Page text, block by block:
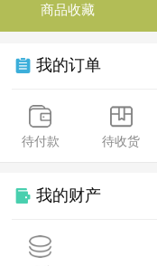
商品收藏
我的订单
待付款 待收货
我的财产